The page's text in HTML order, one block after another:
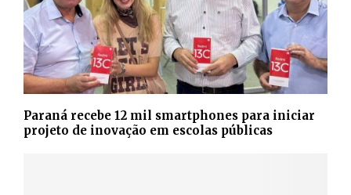
Paraná recebe 12 mil smartphones para iniciar
projeto de inovação em escolas públicas